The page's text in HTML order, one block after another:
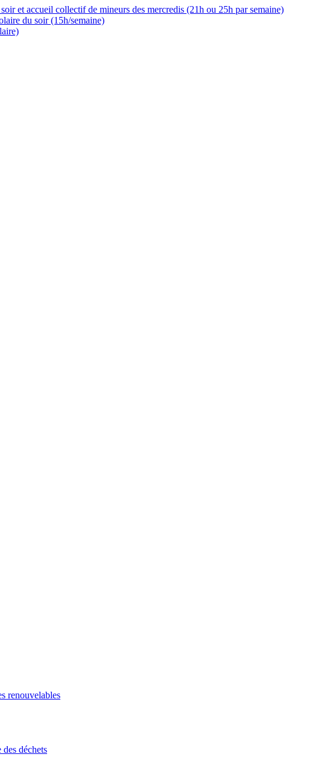
et accueil collectif de mineurs des mercredis (21h ou 25h par semaine)
du soir (15h/semaine)
renouvelables
déchets